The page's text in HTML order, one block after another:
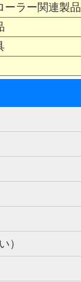
ーラー関連製品
）